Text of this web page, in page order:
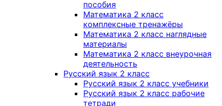
пособия
Математика 2 класс
комплексные тренажёры
Математика 2 класс наглядные
материалы
Математика 2 класс внеурочная
деятельность
Русский язык 2 класс
Русский язык 2 класс учебники
Русский язык 2 класс рабочие
тетради